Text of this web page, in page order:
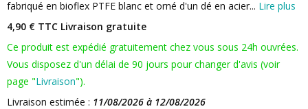
fabriqué en bioflex PTFE blanc et orné d'un dé en acier... Lire plus
4,90 € TTC Livraison gratuite
Ce produit est expédié gratuitement chez vous sous 24h ouvrées.
Vous disposez d'un délai de 90 jours pour changer d'avis (voir
page "Livraison").
Livraison estimée : 11/08/2026 à 12/08/2026